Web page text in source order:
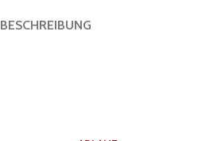
BESCHREIBUNG